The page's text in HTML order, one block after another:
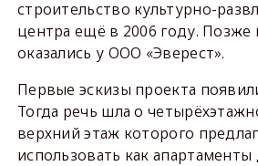
строительство культурно-
центра ещё в 2006 году. Позже
оказались у ООО «Эверест».
Первые эскизы проекта
Тогда речь шла о
верхний этаж которого
использовать как